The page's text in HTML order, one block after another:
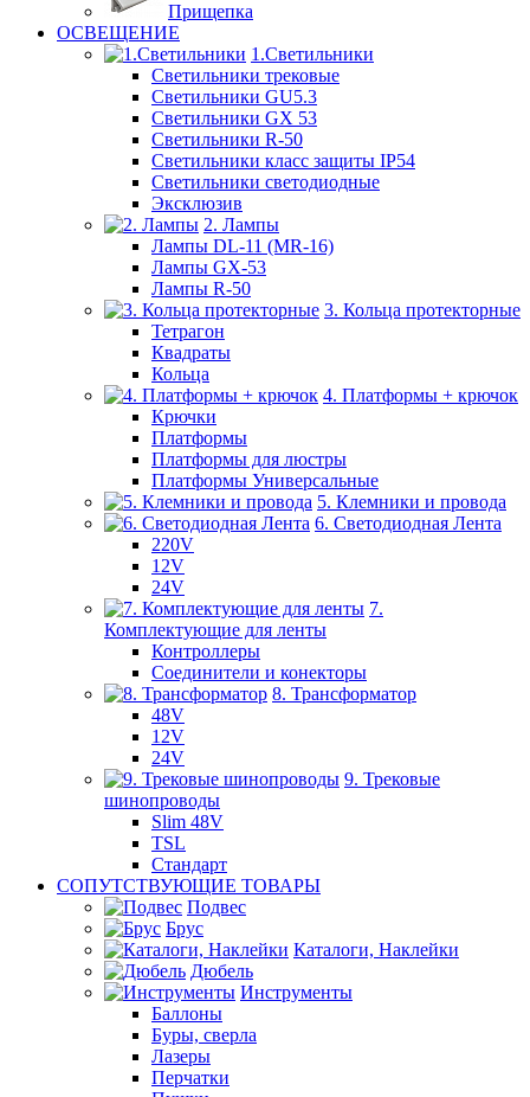
Прищепка
ОСВЕЩЕНИЕ
1.Светильники
Светильники трековые
Светильники GU5.3
Светильники GX 53
Светильники R-50
Светильники класс защиты IP54
Светильники светодиодные
Эксклюзив
2. Лампы
Лампы DL-11 (MR-16)
Лампы GX-53
Лампы R-50
3. Кольца протекторные
Тетрагон
Квадраты
Кольца
4. Платформы + крючок
Крючки
Платформы
Платформы для люстры
Платформы Универсальные
5. Клемники и провода
6. Светодиодная Лента
220V
12V
24V
7.
Комплектующие для ленты
Контроллеры
Соединители и конекторы
8. Трансформатор
48V
12V
24V
9. Трековые
шинопроводы
Slim 48V
TSL
Стандарт
СОПУТСТВУЮЩИЕ ТОВАРЫ
Подвес
Брус
Каталоги, Наклейки
Дюбель
Инструменты
Баллоны
Буры, сверла
Лазеры
Перчатки